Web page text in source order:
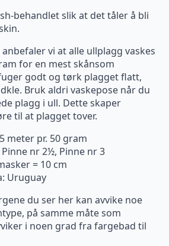
behandlet slik at det tåler å bli
vi at alle ullplagg vaskes
for en mest skånsom
godt og tørk plagget flatt,
Bruk aldri vaskepose når du
plagg i ull. Dette skaper
til at plagget tover.
meter pr. 50 gram
nr 2½, Pinne nr 3
= 10 cm
Uruguay
du ser her kan avvike noe
på samme måte som
i noen grad fra fargebad til